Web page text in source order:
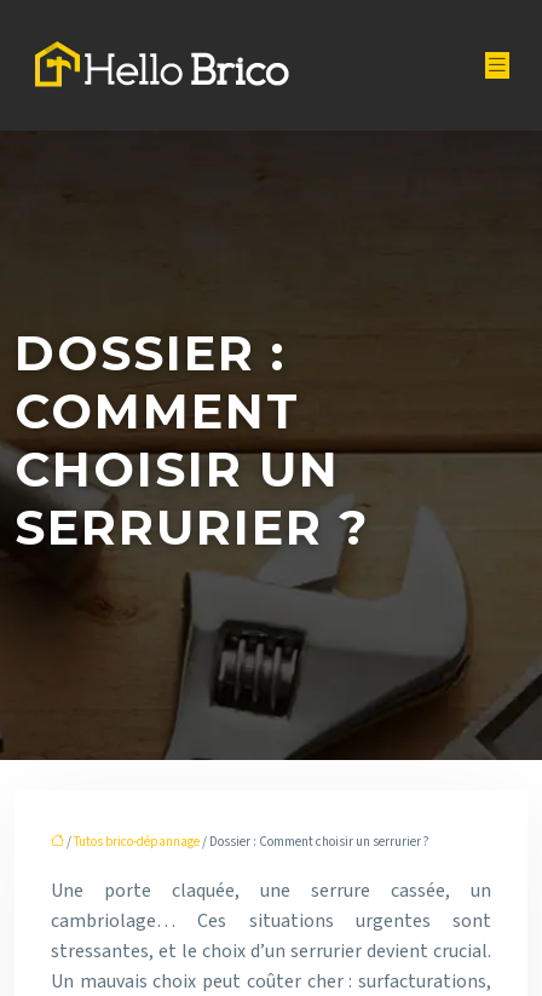
DOSSIER :
COMMENT
CHOISIR UN
SERRURIER ?
/Tutos brico-dépannage/ Dossier : Comment choisir un serrurier ?
Une porte claquée, une serrure cassée, un
cambriolage… Ces situations urgentes sont
stressantes, et le choix d’un serrurier devient crucial.
Un mauvais choix peut coûter cher : surfacturations,